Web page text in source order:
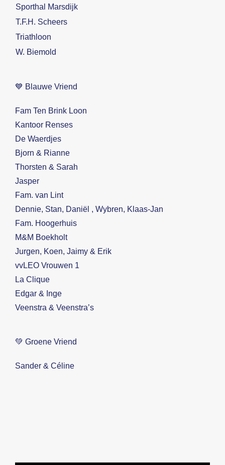
Sporthal Marsdijk
T.F.H. Scheers
Triathloon
W. Biemold
💙 Blauwe Vriend
Fam Ten Brink Loon
Kantoor Renses
De Waerdjes
Bjorn & Rianne
Thorsten & Sarah
Jasper
Fam. van Lint
Dennie, Stan, Daniël , Wybren, Klaas-Jan
Fam. Hoogerhuis
M&M Boekholt
Jurgen, Koen, Jaimy & Erik
vvLEO Vrouwen 1
La Clique
Edgar & Inge
Veenstra & Veenstra’s
💚 Groene Vriend
Sander & Céline